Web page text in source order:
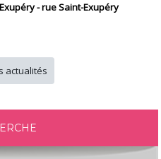
- rue Saint-Exupéry
actualités